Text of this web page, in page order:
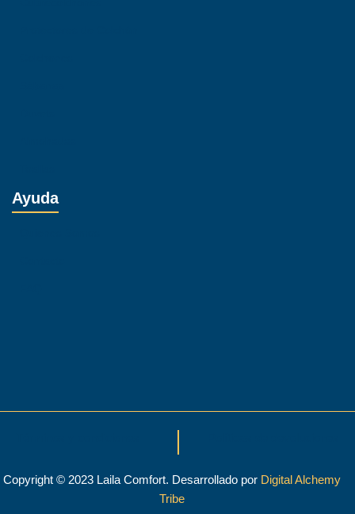
Ayuda
Copyright © 2023 Laila Comfort. Desarrollado por Digital Alchemy
Tribe